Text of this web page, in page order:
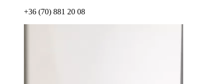
+36 (70) 881 20 08